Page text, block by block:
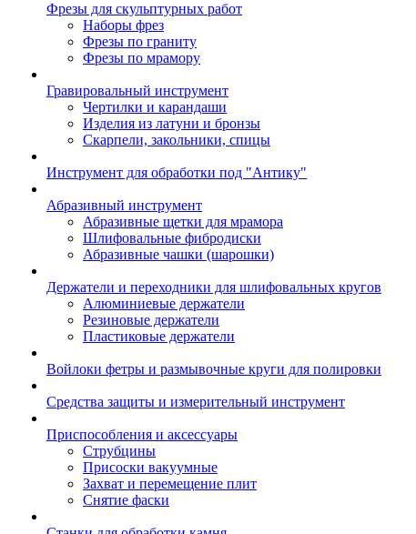
Фрезы для скульптурных работ
Наборы фрез
Фрезы по граниту
Фрезы по мрамору
Гравировальный инструмент
Чертилки и карандаши
Изделия из латуни и бронзы
Скарпели, закольники, спицы
Инструмент для обработки под "Антику"
Абразивный инструмент
Абразивные щетки для мрамора
Шлифовальные фибродиски
Абразивные чашки (шарошки)
Держатели и переходники для шлифовальных кругов
Алюминиевые держатели
Резиновые держатели
Пластиковые держатели
Войлоки фетры и размывочные круги для полировки
Средства защиты и измерительный инструмент
Приспособления и аксессуары
Струбцины
Присоски вакуумные
Захват и перемещение плит
Снятие фаски